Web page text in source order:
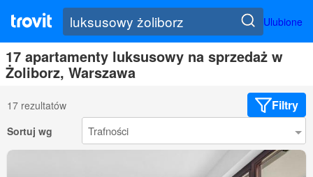
Ulubione
17 apartamenty luksusowy na sprzedaż w
Żoliborz, Warszawa
17 rezultatów Filtry
Sortuj wg